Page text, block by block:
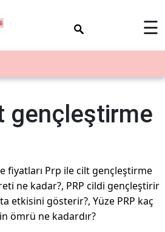
☰
gençleştirme
fiyatları Prp ile cilt gençleştirme
ne kadar?, PRP cildi gençleştirir
etkisini gösterir?, Yüze PRP kaç
ömrü ne kadardır?